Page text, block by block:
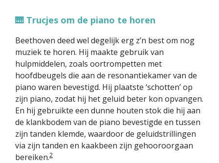
🎹 Trucjes om de piano te horen
Beethoven deed wel degelijk erg z’n best om nog
muziek te horen. Hij maakte gebruik van
hulpmiddelen, zoals oortrompetten met
hoofdbeugels die aan de resonantiekamer van de
piano waren bevestigd. Hij plaatste ‘schotten’ op
zijn piano, zodat hij het geluid beter kon opvangen.
En hij gebruikte een dunne houten stok die hij aan
de klankbodem van de piano bevestigde en tussen
zijn tanden klemde, waardoor de geluidstrillingen
via zijn tanden en kaakbeen zijn gehooroorgaan
bereiken.2